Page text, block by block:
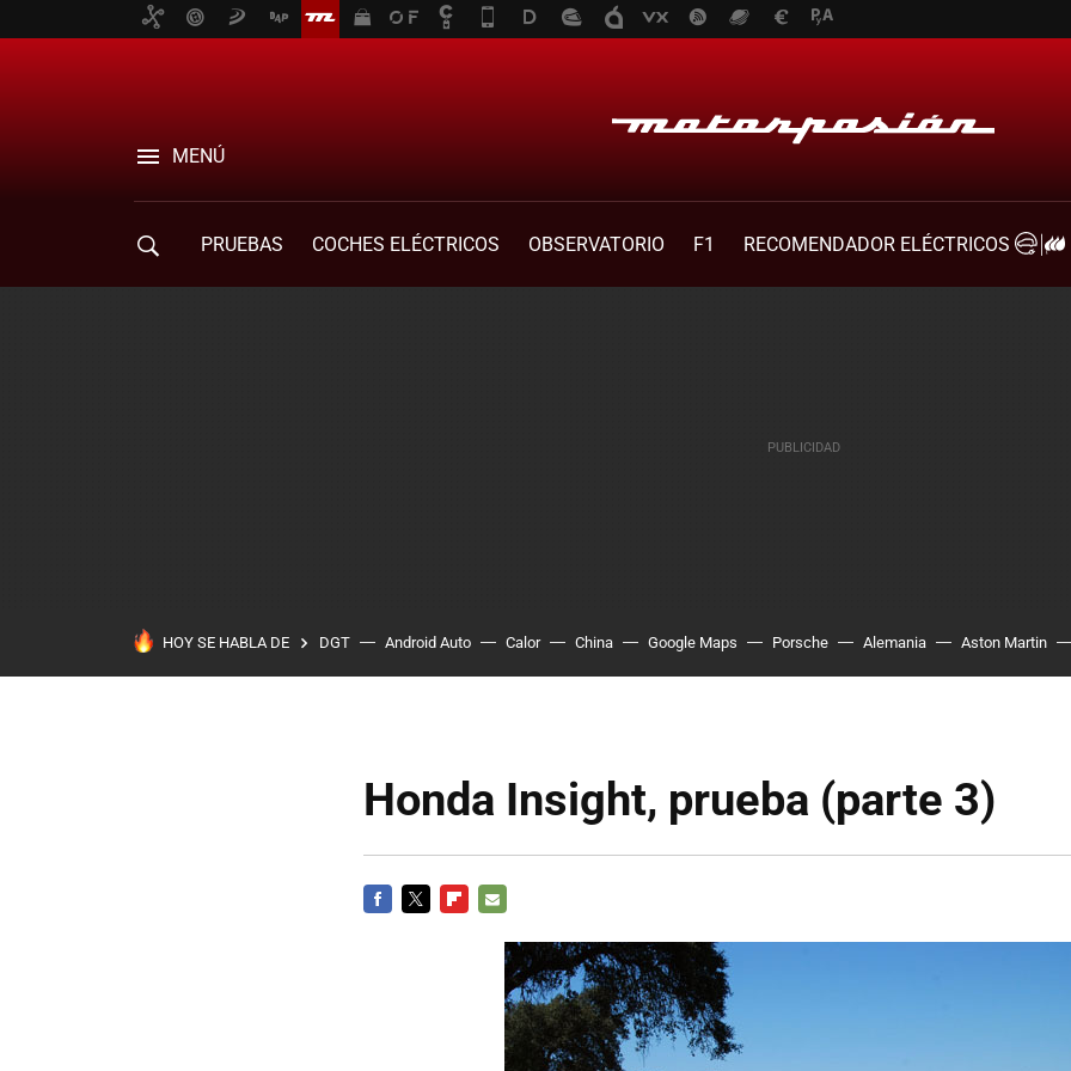
MENÚ
PRUEBAS COCHES ELÉCTRICOS OBSERVATORIO F1
RECOMENDADOR ELÉCTRICOS
HOY SE HABLA DE DGT Android Auto Calor China Google Maps Porsche Alemania Aston Martin
Honda Insight, prueba (parte 3)
MAIL